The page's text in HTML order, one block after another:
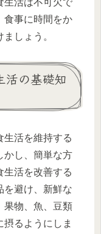
生活は不可欠で
食事に時間をか
しょう。
活の基礎知
生活を維持する
かし、簡単な方
生活を改善する
を避け、新鮮な
果物、魚、豆類
るようにしま